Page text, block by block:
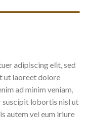
adipiscing elit, sed
ut laoreet dolore
ad minim veniam,
suscipit lobortis nisl ut
autem vel eum iriure